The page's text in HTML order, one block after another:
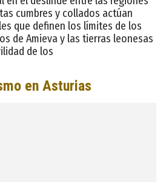
cumbres y collados actúan
que definen los límites de los
de Amieva y las tierras leonesas
de los